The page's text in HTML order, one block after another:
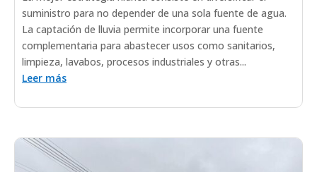
suministro para no depender de una sola fuente de agua.
La captación de lluvia permite incorporar una fuente
complementaria para abastecer usos como sanitarios,
limpieza, lavabos, procesos industriales y otras...
Leer más